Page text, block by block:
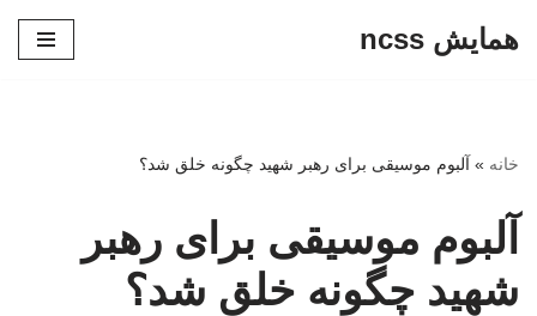
همایش ncss
خانه » آلبوم موسیقی برای رهبر شهید چگونه خلق شد؟
آلبوم موسیقی برای رهبر
شهید چگونه خلق شد؟